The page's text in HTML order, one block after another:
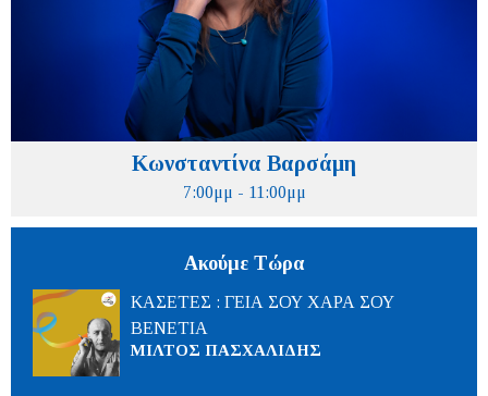
Κωνσταντίνα Βαρσάμη
7:00μμ - 11:00μμ
Ακούμε Τώρα
ΚΑΣΕΤΕΣ : ΓΕΙΑ ΣΟΥ ΧΑΡΑ ΣΟΥ
ΒΕΝΕΤΙΑ
ΜΙΛΤΟΣ ΠΑΣΧΑΛΙΔΗΣ